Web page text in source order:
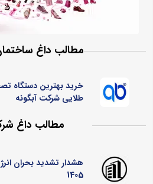
مطالب داغ
خرید بهترین دستگاه
طلایی شرکت آبگونه
مطالب داغ
هشدار تشدید بحران
1405